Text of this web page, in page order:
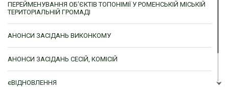
ПЕРЕЙМЕНУВАННЯ ОБ’ЄКТІВ ТОПОНІМІЇ У РОМЕНСЬКІЙ МІСЬКІЙ
ТЕРИТОРІАЛЬНІЙ ГРОМАДІ
АНОНСИ ЗАСІДАНЬ ВИКОНКОМУ
АНОНСИ ЗАСІДАНЬ СЕСІЙ, КОМІСІЙ
єВІДНОВЛЕННЯ